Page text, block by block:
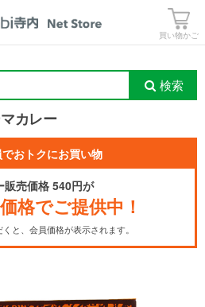
買い物かご
検索
カレー
おトクにお買い物
販売価格 540円が
格でご提供中！
と、会員価格が表示されます。